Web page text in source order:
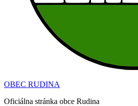
OBEC RUDINA
Oficiálna stránka obce Rudina